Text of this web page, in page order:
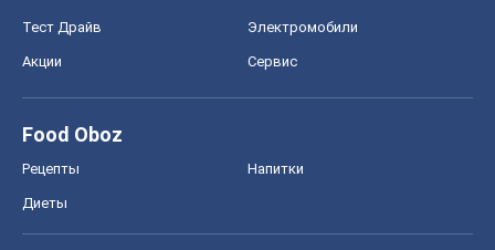
Тест Драйв Электромобили
Акции Сервис
Food Oboz
Рецепты Напитки
Диеты